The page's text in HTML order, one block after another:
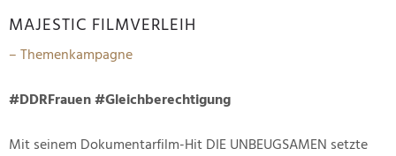
MAJESTIC FILMVERLEIH
– Themenkampagne
#DDRFrauen #Gleichberechtigung
Mit seinem Dokumentarfilm-Hit DIE UNBEUGSAMEN setzte